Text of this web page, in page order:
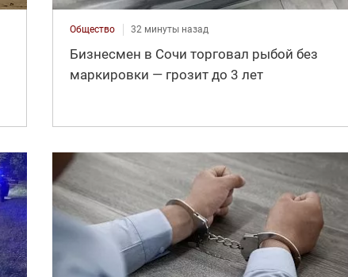
Общество 32 минуты назад
Бизнесмен в Сочи торговал рыбой без
маркировки — грозит до 3 лет